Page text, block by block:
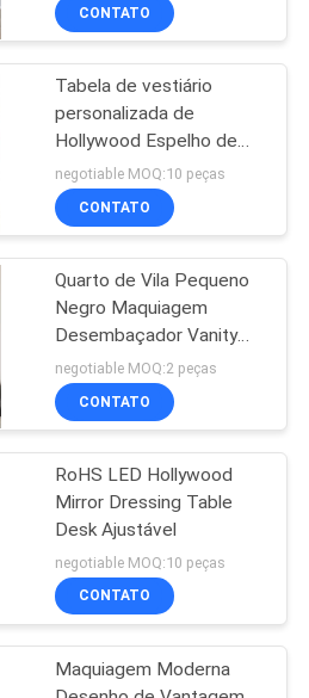
27
24
mobília
CONTATO
Tabela de vestiário
personalizada de
Hollywood Espelho de
mesa para quarto
negotiable MOQ:10 peças
CONTATO
Quarto de Vila Pequeno
Negro Maquiagem
Desembaçador Vanity
Com Caixas E Luzes LED
negotiable MOQ:2 peças
CONTATO
RoHS LED Hollywood
Mirror Dressing Table
Desk Ajustável
negotiable MOQ:10 peças
CONTATO
Maquiagem Moderna